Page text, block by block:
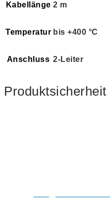
Kabellänge 2 m
Temperatur bis +400 °C
Anschluss 2-Leiter
Produktsicherheit